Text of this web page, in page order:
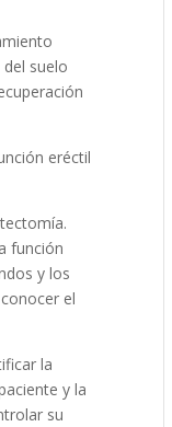
suelo
eréctil
función
y los
el
la
y la
su